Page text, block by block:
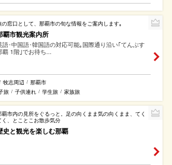
の窓口として、那覇市の旬な情報をご案内します｡
覇市観光案内所
語･中国語･韓国語の対応可能｡国際通り沿い｢てんぶす
覇 1階｣でお待ち...
/ 牧志周辺 / 那覇市
旅 / 子供連れ / 学生旅 / 家族旅
覇市内の見所をぐるっと。足の向くまま気の向くまま、てく
く、とことこお散歩気分
史と観光を楽しむ那覇